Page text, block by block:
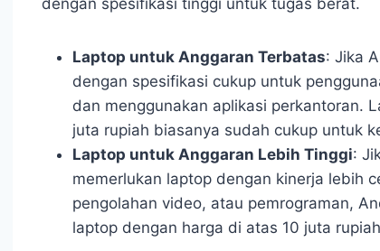
Laptop untuk Anggaran Terbatas: Jika
dengan spesifikasi cukup untuk
dan menggunakan aplikasi perkantoran.
juta rupiah biasanya sudah cukup untuk
Laptop untuk Anggaran Lebih Tinggi:
memerlukan laptop dengan kinerja lebih
pengolahan video, atau pemrograman,
laptop dengan harga di atas 10 juta